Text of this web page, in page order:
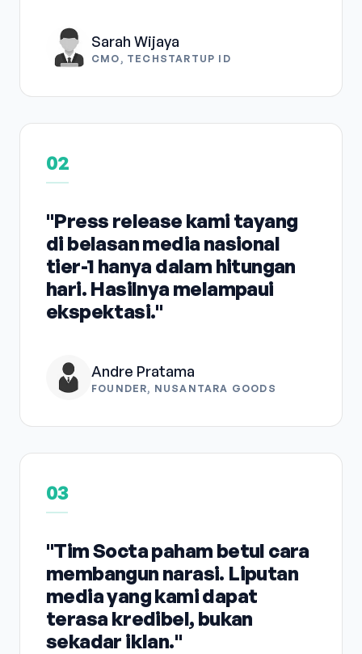
Sarah Wijaya
CMO, TECHSTARTUP ID
02
"Press release kami tayang
di belasan media nasional
tier-1 hanya dalam hitungan
hari. Hasilnya melampaui
ekspektasi."
Andre Pratama
FOUNDER, NUSANTARA GOODS
03
"Tim Socta paham betul cara
membangun narasi. Liputan
media yang kami dapat
terasa kredibel, bukan
sekadar iklan."